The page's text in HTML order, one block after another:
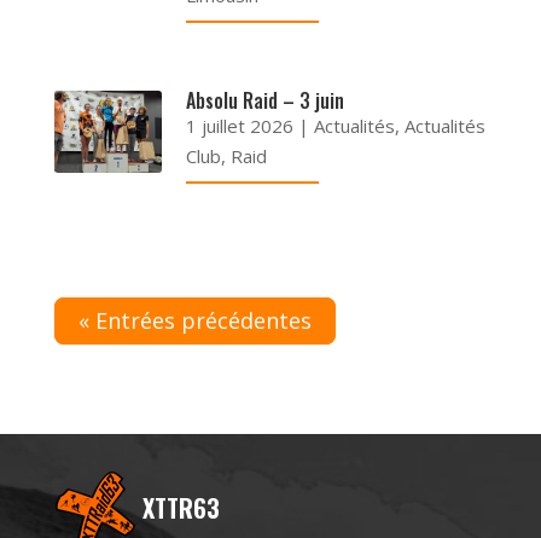
Absolu Raid – 3 juin
1 juillet 2026 |Actualités,Actualités
Club, Raid
« Entrées précédentes
XTTR63